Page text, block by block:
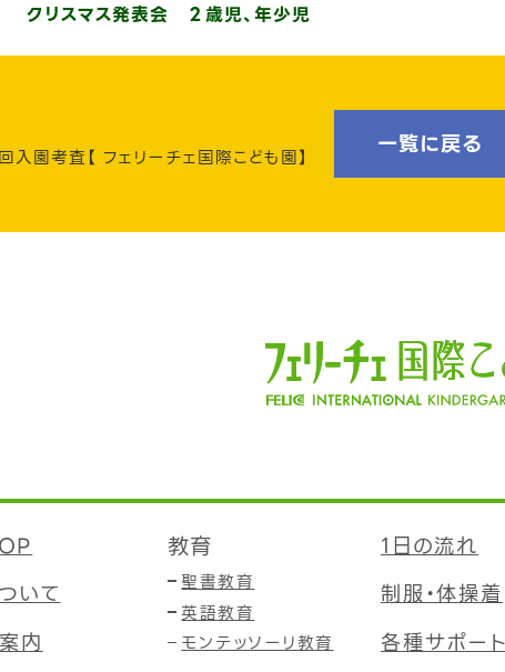
クリスマス発表会 ２歳児、年少児
考査【 フェリーチェ国際こども園】 一覧に戻る
いて
内
教育
聖書教育
英語教育
モンテッソーリ教育
1日の流れ
制服・体操着
各種サポー